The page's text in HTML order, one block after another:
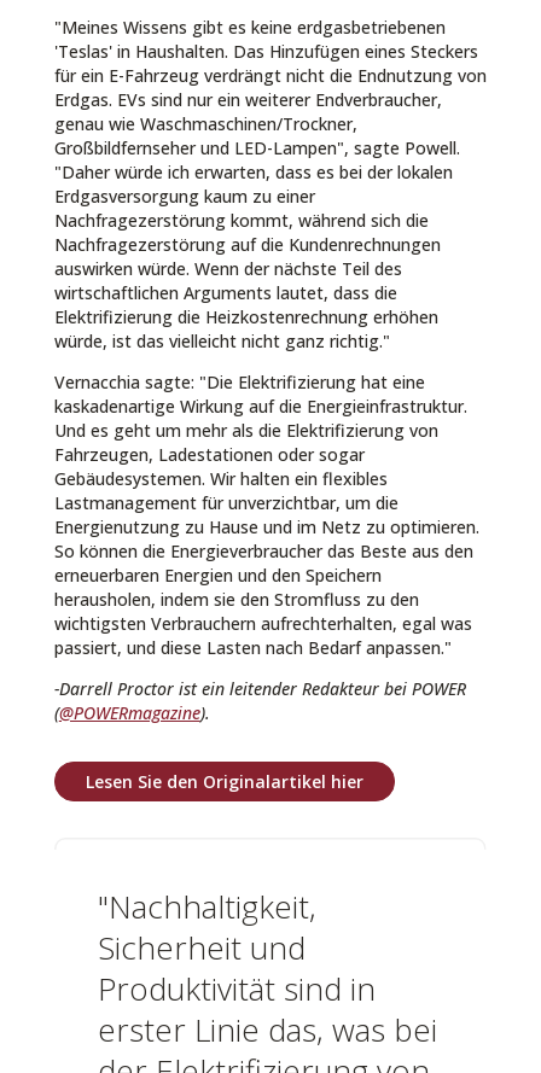
"Meines Wissens gibt es keine erdgasbetriebenen
'Teslas' in Haushalten. Das Hinzufügen eines Steckers
für ein E-Fahrzeug verdrängt nicht die Endnutzung von
Erdgas. EVs sind nur ein weiterer Endverbraucher,
genau wie Waschmaschinen/Trockner,
Großbildfernseher und LED-Lampen", sagte Powell.
"Daher würde ich erwarten, dass es bei der lokalen
Erdgasversorgung kaum zu einer
Nachfragezerstörung kommt, während sich die
Nachfragezerstörung auf die Kundenrechnungen
auswirken würde. Wenn der nächste Teil des
wirtschaftlichen Arguments lautet, dass die
Elektrifizierung die Heizkostenrechnung erhöhen
würde, ist das vielleicht nicht ganz richtig."
Vernacchia sagte: "Die Elektrifizierung hat eine
kaskadenartige Wirkung auf die Energieinfrastruktur.
Und es geht um mehr als die Elektrifizierung von
Fahrzeugen, Ladestationen oder sogar
Gebäudesystemen. Wir halten ein flexibles
Lastmanagement für unverzichtbar, um die
Energienutzung zu Hause und im Netz zu optimieren.
So können die Energieverbraucher das Beste aus den
erneuerbaren Energien und den Speichern
herausholen, indem sie den Stromfluss zu den
wichtigsten Verbrauchern aufrechterhalten, egal was
passiert, und diese Lasten nach Bedarf anpassen."
-Darrell Proctor ist ein leitender Redakteur bei POWER
(@POWERmagazine).
Lesen Sie den Originalartikel hier
"Nachhaltigkeit,
Sicherheit und
Produktivität sind in
erster Linie das, was bei